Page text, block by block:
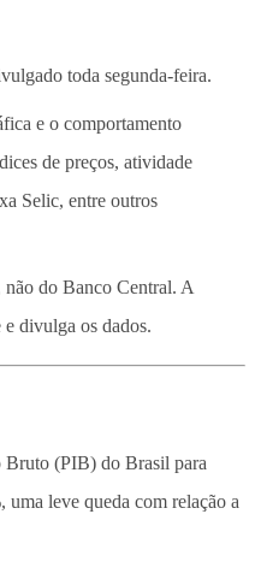
toda segunda-feira.
e o comportamento
de preços, atividade
Selic, entre outros
não do Banco Central. A
divulga os dados.
Bruto (PIB) do Brasil para
uma leve queda com relação a